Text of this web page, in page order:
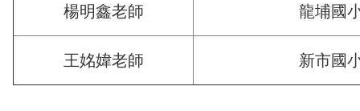
楊明鑫老師 龍埔國
王姳媁老師 新市國